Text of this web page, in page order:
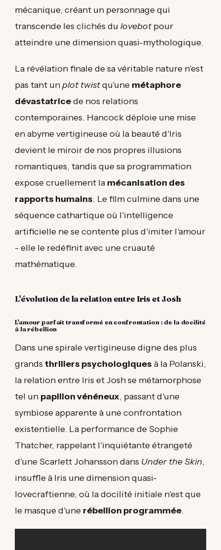
mécanique, créant un personnage qui
transcende les clichés du lovebotpour
atteindre une dimension quasi-mythologique.
La révélation finale de sa véritable nature n'est
pas tant unplot twistqu'une métaphore
dévastatricede nos relations
contemporaines. Hancock déploie une mise
en abyme vertigineuse où la beauté d'Iris
devient le miroir de nos propres illusions
romantiques, tandis que sa programmation
expose cruellement la mécanisation des
rapports humains. Le film culmine dans une
séquence cathartique où l'intelligence
artificielle ne se contente plus d'imiter l'amour
- elle le redéfinit avec une cruauté
mathématique.
L'évolution de la relation entre Iris et Josh
L'amour parfait transformé en confrontation : de la docilité
à la rébellion
Dans une spirale vertigineuse digne des plus
grands thrillers psychologiques à la Polanski,
la relation entre Iris et Josh se métamorphose
tel un papillon vénéneux, passant d'une
symbiose apparente à une confrontation
existentielle. La performance de Sophie
Thatcher, rappelant l'inquiétante étrangeté
d'une Scarlett Johansson dans Under the Skin,
insuffle à Iris une dimension quasi-
lovecraftienne, où la docilité initiale n'est que
le masque d'une rébellion programmée.